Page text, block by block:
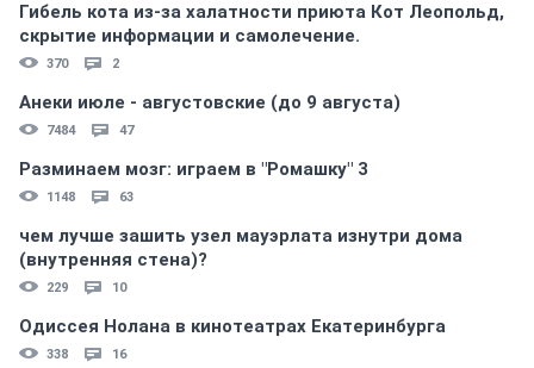
Гибель кота из-за халатности приюта Кот Леопольд,
скрытиe информации и самолечение.
370 2
Анеки июле - августовские (до 9 августа)
7484 47
Разминаем мозг: играем в "Ромашку" 3
1148 63
чем лучше зашить узел мауэрлата изнутри дома
(внутренняя стена)?
229 10
Одиссея Нолана в кинотеатрах Екатеринбурга
338 16